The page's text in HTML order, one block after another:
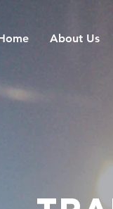
About Us